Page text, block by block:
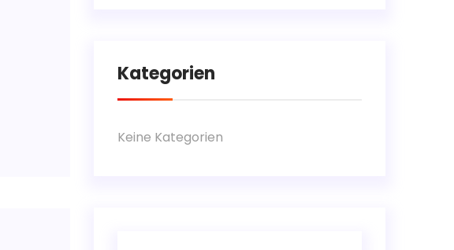
Kategorien
Keine Kategorien